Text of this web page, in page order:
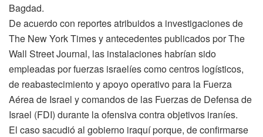
Bagdad.
De acuerdo con reportes atribuidos a investigaciones de
The New York Times y antecedentes publicados por The
Wall Street Journal, las instalaciones habrían sido
empleadas por fuerzas israelíes como centros logísticos,
de reabastecimiento y apoyo operativo para la Fuerza
Aérea de Israel y comandos de las Fuerzas de Defensa de
Israel (FDI) durante la ofensiva contra objetivos iraníes.
El caso sacudió al gobierno iraquí porque, de confirmarse